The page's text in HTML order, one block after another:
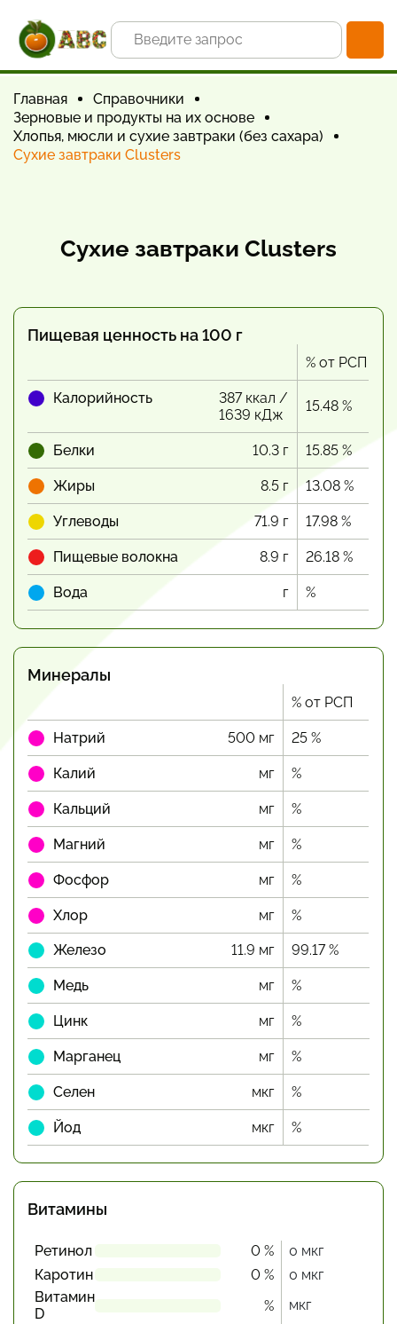
Главная
Справочники
Зерновые и продукты на их основе
Хлопья, мюсли и сухие завтраки (без сахара)
Сухие завтраки Clusters
Сухие завтраки Clusters
Пищевая ценность на 100 г
% от РСП
Калорийность
387 ккал /
1639 кДж
15.48 %
Белки 10.3 г 15.85 %
Жиры 8.5 г 13.08 %
Углеводы 71.9 г 17.98 %
Пищевые волокна 8.9 г 26.18 %
Вода г %
Минералы
% от РСП
Натрий 500 мг 25 %
Калий мг %
Кальций мг %
Магний мг %
Фосфор мг %
Хлор мг %
Железо 11.9 мг 99.17 %
Медь мг %
Цинк мг %
Марганец мг %
Селен мкг %
Йод мкг %
Витамины
Ретинол 0 %
0 мкг
Каротин
0 %
0 мкг
Витамин
D
%
мкг